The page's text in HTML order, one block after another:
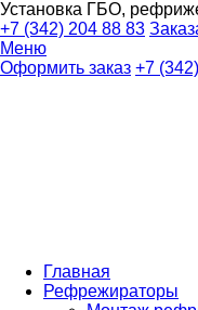
Установка ГБО,
+7 (342) 204 88 83
Меню
Оформить заказ +7
Главная
Рефрежираторы